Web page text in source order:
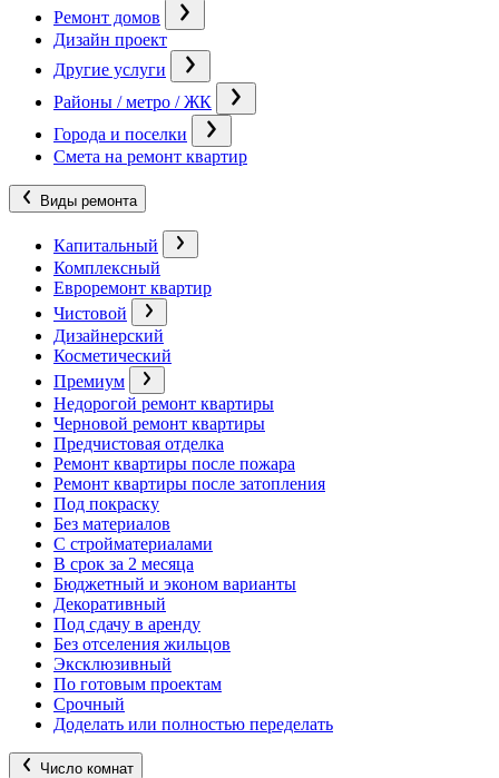
Ремонт домов
Дизайн проект
Другие услуги
Районы / метро / ЖК
Города и поселки
Смета на ремонт квартир
Виды ремонта
Капитальный
Комплексный
Евроремонт квартир
Чистовой
Дизайнерский
Косметический
Премиум
Недорогой ремонт квартиры
Черновой ремонт квартиры
Предчистовая отделка
Ремонт квартиры после пожара
Ремонт квартиры после затопления
Под покраску
Без материалов
С стройматериалами
В срок за 2 месяца
Бюджетный и эконом варианты
Декоративный
Под сдачу в аренду
Без отселения жильцов
Эксклюзивный
По готовым проектам
Срочный
Доделать или полностью переделать
Число комнат